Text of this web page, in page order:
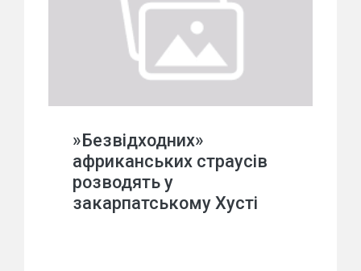
»Безвідходних»
африканських страусів
розводять у
закарпатському Хусті